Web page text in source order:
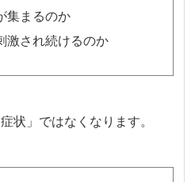
集まるのか
激され続けるのか
状」ではなくなります。